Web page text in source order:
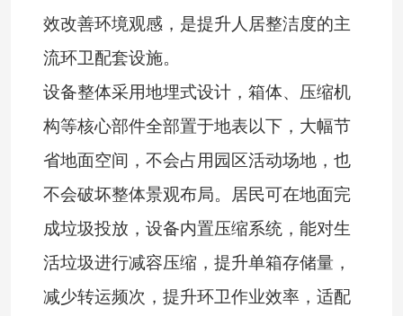
效改善环境观感，是提升人居整洁度的主
流环卫配套设施。
设备整体采用地埋式设计，箱体、压缩机
构等核心部件全部置于地表以下，大幅节
省地面空间，不会占用园区活动场地，也
不会破坏整体景观布局。居民可在地面完
成垃圾投放，设备内置压缩系统，能对生
活垃圾进行减容压缩，提升单箱存储量，
减少转运频次，提升环卫作业效率，适配